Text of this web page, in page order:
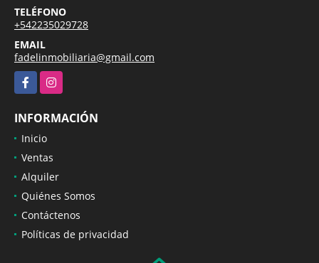
TELÉFONO
+542235029728
EMAIL
fadelinmobiliaria@gmail.com
FacebookInstagram
INFORMACIÓN
Inicio
Ventas
Alquiler
Quiénes Somos
Contáctenos
Políticas de privacidad